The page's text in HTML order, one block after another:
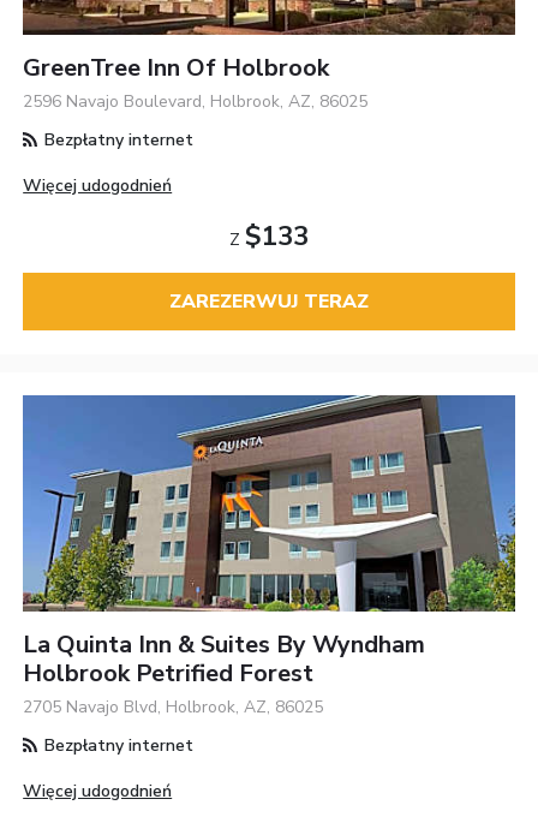
GreenTree Inn Of Holbrook
2596 Navajo Boulevard, Holbrook, AZ, 86025
Bezpłatny internet
Więcej udogodnień
Z $133
ZAREZERWUJ TERAZ
La Quinta Inn & Suites By Wyndham
Holbrook Petrified Forest
2705 Navajo Blvd, Holbrook, AZ, 86025
Bezpłatny internet
Więcej udogodnień